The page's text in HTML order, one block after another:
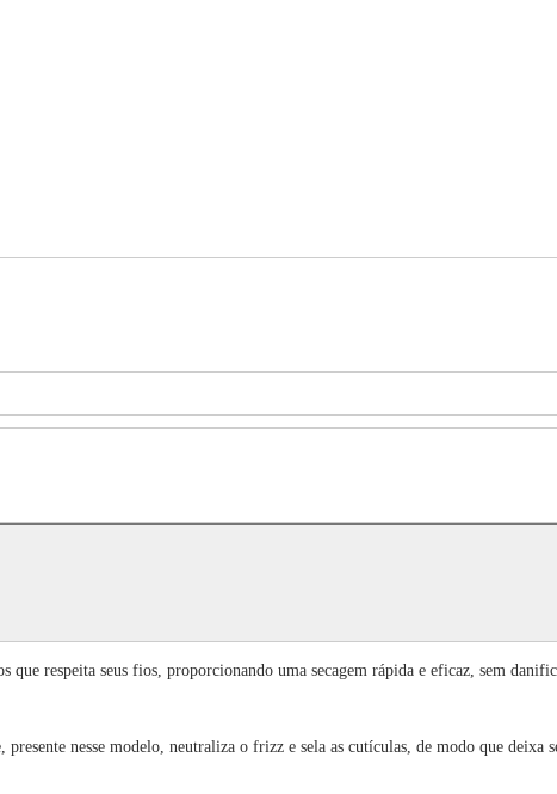
que respeita seus fios, proporcionando uma secagem rápida e eficaz, sem
nesse modelo, neutraliza o frizz e sela as cutículas, de modo que deixa